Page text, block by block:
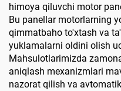
himoya qiluvchi motor
Bu panellar motorlarning
qimmatbaho to'xtash va
yuklamalarni oldini olish
Mahsulotlarimizda
aniqlash mexanizmlari
nazorat qilish va